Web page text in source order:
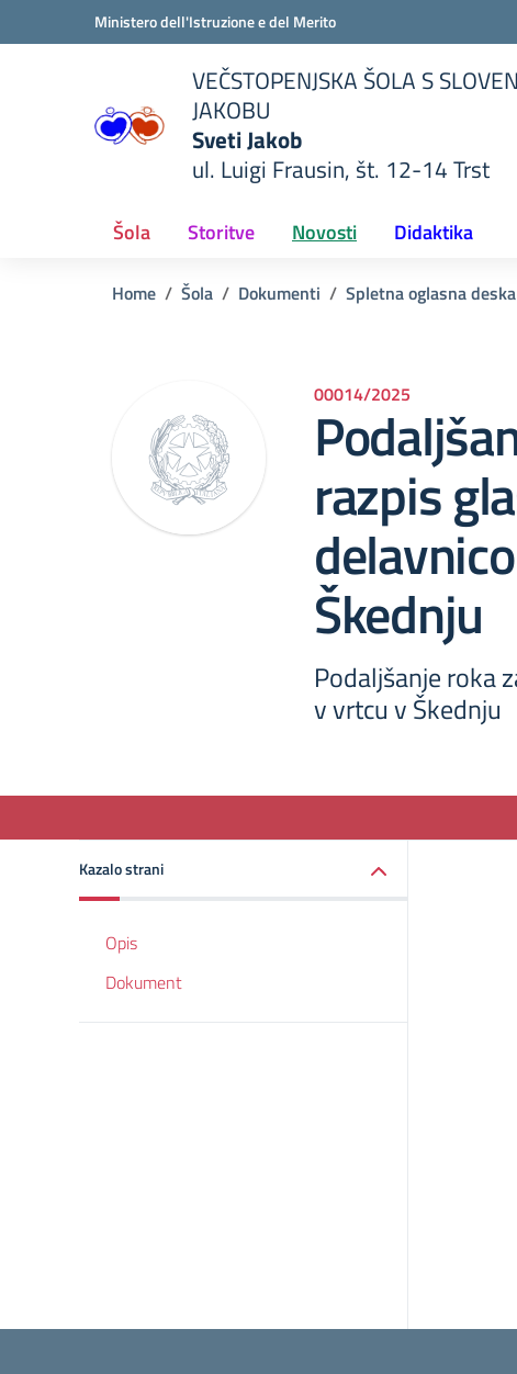
Vai ai contenuti
Vai al menu di navigazioneMinistero dell'Istruzione e del Merito
VEČSTOPENJSKA ŠOLA S
JAKOBU
Sveti Jakob
ul. Luigi Frausin, št. 12-14 Trst
Šola Storitve Novosti Didaktika
Home Šola Dokumenti Spletna oglasna deska
00014/2025
razpis
Škednju
Podaljšanje roka
v vrtcu v Škednju
Kazalo strani
Opis
Dokument